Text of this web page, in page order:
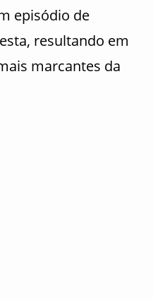
episódio de
resultando em
marcantes da